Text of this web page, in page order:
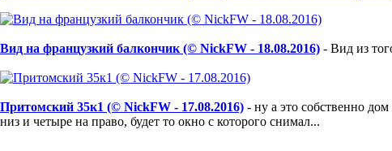
Вид на французкий балкончик (© NickFW - 18.08.2016) - Вид из
Притомский 35к1 (© NickFW - 17.08.2016) - ну а это собственно
низ и четыре на право, будет то окно с которого снимал...